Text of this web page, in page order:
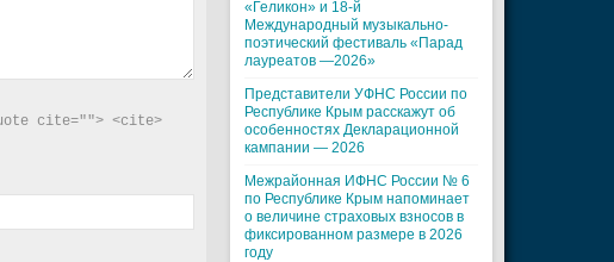
cite=""> <cite>
«Геликон» и 18-й
Международный музыкально-
поэтический фестиваль «Парад
лауреатов —2026»
Представители УФНС России по
Республике Крым расскажут об
особенностях Декларационной
кампании — 2026
Межрайонная ИФНС России № 6
по Республике Крым напоминает
о величине страховых взносов в
фиксированном размере в 2026
году